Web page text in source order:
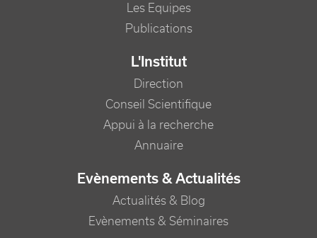
Les Equipes
Publications
L'Institut
Direction
Conseil Scientifique
Appui à la recherche
Annuaire
Evènements & Actualités
Actualités & Blog
Evènements & Séminaires